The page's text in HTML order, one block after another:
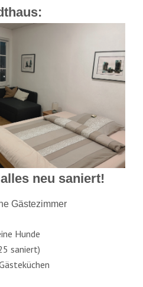
neu saniert!
Gästezimmer
Hunde
saniert)